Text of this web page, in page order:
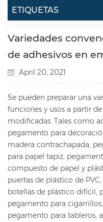
ETIQUETAS
Variedades
de adhesivos en
April 20, 2021
Se pueden preparar una
funciones y usos a partir
modificadas. Tales como
pegamento para
madera contrachapada,
para papel tapiz,
compuesto de papel y
puertas de plástico de
botellas de plástico difícil,
pegamento para
pegamento para tableros,